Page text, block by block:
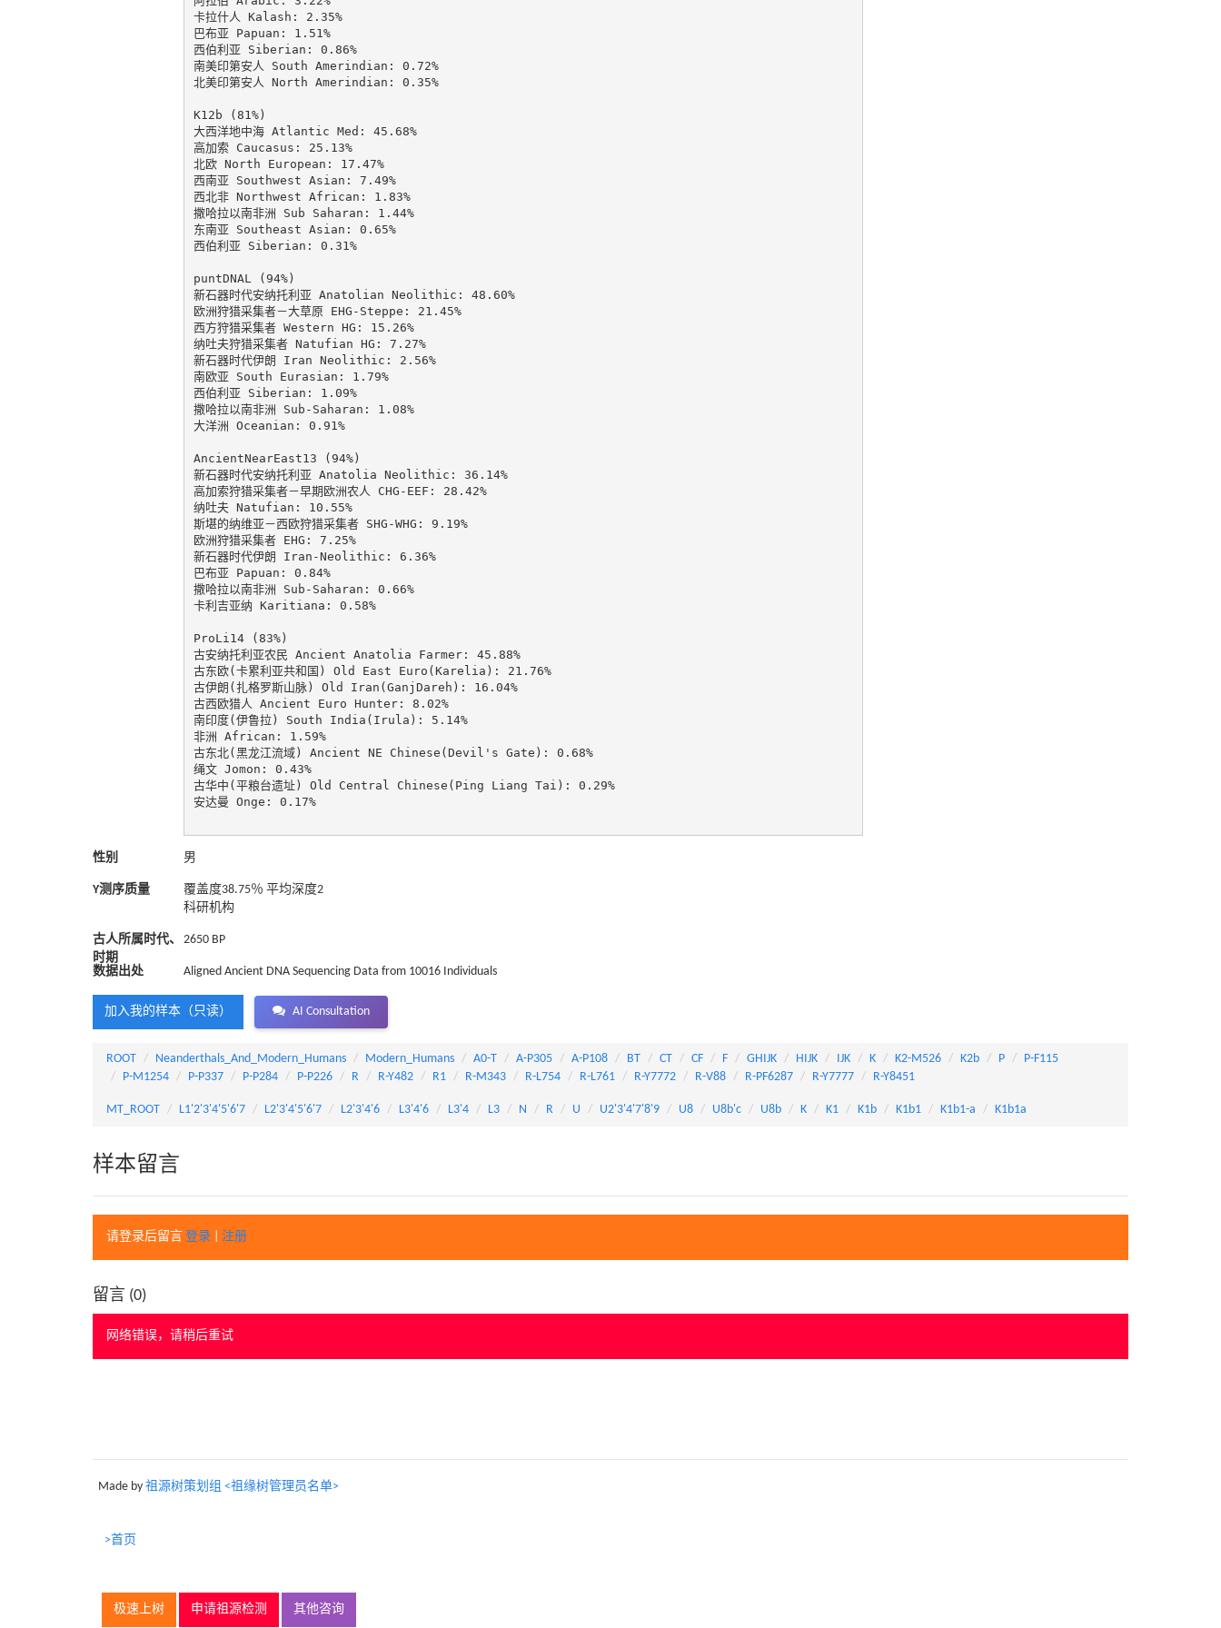
卡拉什人 Kalash: 2.35%
巴布亚 Papuan: 1.51%
西伯利亚 Siberian: 0.86%
南美印第安人 South Amerindian: 0.72%
北美印第安人 North Amerindian: 0.35%
K12b (81%)
大西洋地中海 Atlantic Med: 45.68%
高加索 Caucasus: 25.13%
北欧 North European: 17.47%
西南亚 Southwest Asian: 7.49%
西北非 Northwest African: 1.83%
撒哈拉以南非洲 Sub Saharan: 1.44%
东南亚 Southeast Asian: 0.65%
西伯利亚 Siberian: 0.31%
puntDNAL (94%)
新石器时代安纳托利亚 Anatolian Neolithic: 48.60%
欧洲狩猎采集者－大草原 EHG-Steppe: 21.45%
西方狩猎采集者 Western HG: 15.26%
纳吐夫狩猎采集者 Natufian HG: 7.27%
新石器时代伊朗 Iran Neolithic: 2.56%
南欧亚 South Eurasian: 1.79%
西伯利亚 Siberian: 1.09%
撒哈拉以南非洲 Sub-Saharan: 1.08%
大洋洲 Oceanian: 0.91%
AncientNearEast13 (94%)
新石器时代安纳托利亚 Anatolia Neolithic: 36.14%
高加索狩猎采集者－早期欧洲农人 CHG-EEF: 28.42%
纳吐夫 Natufian: 10.55%
斯堪的纳维亚－西欧狩猎采集者 SHG-WHG: 9.19%
欧洲狩猎采集者 EHG: 7.25%
新石器时代伊朗 Iran-Neolithic: 6.36%
巴布亚 Papuan: 0.84%
撒哈拉以南非洲 Sub-Saharan: 0.66%
卡利吉亚纳 Karitiana: 0.58%
ProLi14 (83%)
古安纳托利亚农民 Ancient Anatolia Farmer: 45.88%
古东欧(卡累利亚共和国) Old East Euro(Karelia): 21.76%
古伊朗(扎格罗斯山脉) Old Iran(GanjDareh): 16.04%
古西欧猎人 Ancient Euro Hunter: 8.02%
南印度(伊鲁拉) South India(Irula): 5.14%
非洲 African: 1.59%
古东北(黑龙江流域) Ancient NE Chinese(Devil's Gate): 0.68%
绳文 Jomon: 0.43%
古华中(平粮台遗址) Old Central Chinese(Ping Liang Tai): 0.29%
安达曼 Onge: 0.17%
性别 男
Y测序质量
覆盖度38.75％ 平均深度2
科研机构
古人所属时代、
时期
2650 BP
数据出处 Aligned Ancient DNA Sequencing Data from 10016 Individuals
加入我的样本（只读） AI Consultation
ROOT Neanderthals_And_Modern_Humans Modern_Humans A0-T A-P305 A-P108 BT CT CF F GHIJK HIJK IJK K K2-M526 K2b P
P-F115
P-M1254
P-P337 P-P284 P-P226 R R-Y482 R1 R-M343 R-L754 R-L761 R-Y7772 R-V88 R-PF6287 R-Y7777 R-Y8451
MT_ROOT L1'2'3'4'5'6'7 L2'3'4'5'6'7 L2'3'4'6 L3'4'6 L3'4 L3 N R U U2'3'4'7'8'9 U8 U8b'c U8b K K1 K1b K1b1 K1b1-a K1b1a
样本留言
请登录后留言 登录 注册
留言 (0)
网络错误，请稍后重试
Made by 祖源树策划组 <祖缘树管理员名单>
>首页
极速上树 申请祖源检测 其他咨询